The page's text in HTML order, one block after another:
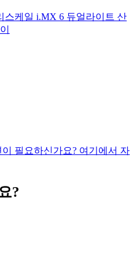
스케일 i.MX 6 듀얼라이트 산
필요하신가요? 여기에서 자
?